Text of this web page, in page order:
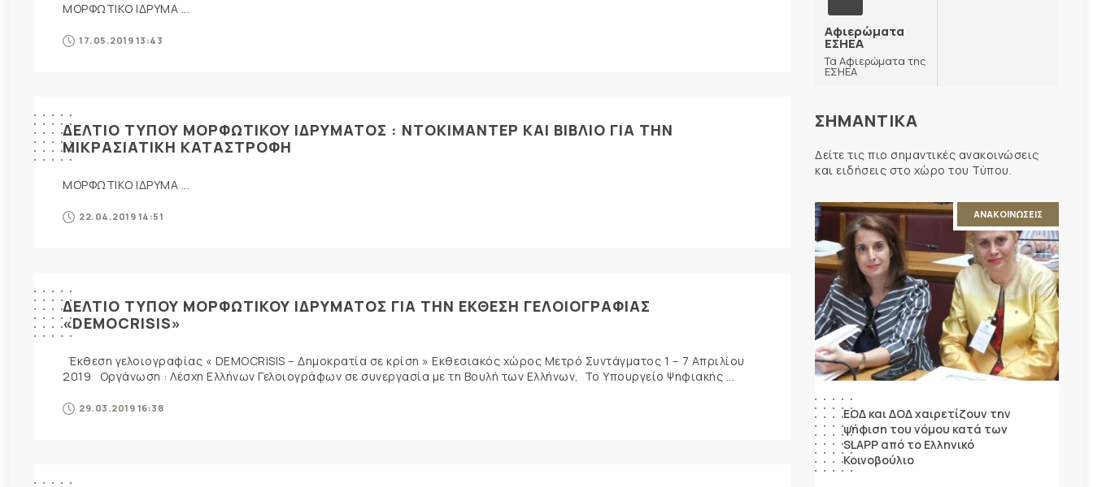
ΜΟΡΦΩΤΙΚΟ ΙΔΡΥΜΑ ...
17.05.2019 13:43
ΔΕΛΤΙΟ ΤΥΠΟΥ ΜΟΡΦΩΤΙΚΟΥ ΙΔΡΥΜΑΤΟΣ : ΝΤΟΚΙΜΑΝΤΕΡ ΚΑΙ ΒΙΒΛΙΟ ΓΙΑ ΤΗΝ
ΜΙΚΡΑΣΙΑΤΙΚΗ ΚΑΤΑΣΤΡΟΦΗ
ΜΟΡΦΩΤΙΚΟ ΙΔΡΥΜΑ ...
22.04.2019 14:51
ΔΕΛΤΙΟ ΤΥΠΟΥ ΜΟΡΦΩΤΙΚΟΥ ΙΔΡΥΜΑΤΟΣ ΓΙΑ ΤΗΝ ΕΚΘΕΣΗ ΓΕΛΟΙΟΓΡΑΦΙΑΣ
«DEMOCRISIS»
Έκθεση γελοιογραφίας « DEMOCRISIS – Δημοκρατία σε κρίση » Εκθεσιακός χώρος Μετρό Συντάγματος 1 – 7 Απριλίου
2019 Οργάνωση : Λέσχη Ελλήνων Γελοιογράφων σε συνεργασία με τη Βουλή των Ελλήνων, Το Υπουργείο Ψηφιακής ...
29.03.2019 16:38
Αφιερώματα
ΕΣΗΕΑ
Τα Αφιερώματα της
ΕΣΗΕΑ
ΣΗΜΑΝΤΙΚΑ
Δείτε τις πιο σημαντικές ανακοινώσεις
και ειδήσεις στο χώρο του Τύπου.
ΑΝΑΚΟΙΝΩΣΕΙΣ
ΕΟΔ και ΔΟΔ χαιρετίζουν την
ψήφιση του νόμου κατά των
SLAPP από το Ελληνικό
Κοινοβούλιο